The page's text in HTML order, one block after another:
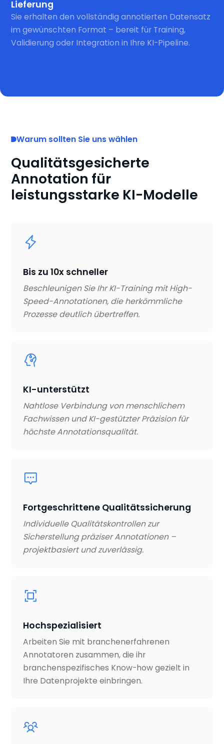
Lieferung
Sie erhalten den vollständig annotierten Datensatz
im gewünschten Format – bereit für Training,
Validierung oder Integration in Ihre KI-Pipeline.
Warum sollten Sie uns wählen
Qualitätsgesicherte
Annotation für
leistungsstarke KI-Modelle
Bis zu 10x schneller
Beschleunigen Sie Ihr KI-Training mit High-
Speed-Annotationen, die herkömmliche
Prozesse deutlich übertreffen.
KI-unterstützt
Nahtlose Verbindung von menschlichem
Fachwissen und KI-gestützter Präzision für
höchste Annotationsqualität.
Fortgeschrittene Qualitätssicherung
Individuelle Qualitätskontrollen zur
Sicherstellung präziser Annotationen –
projektbasiert und zuverlässig.
Hochspezialisiert
Arbeiten Sie mit branchenerfahrenen
Annotatoren zusammen, die ihr
branchenspezifisches Know-how gezielt in
Ihre Datenprojekte einbringen.